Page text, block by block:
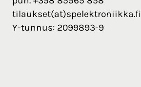
tilaukset(at)spelektroniikka.fi
Y-tunnus: 2099893-9